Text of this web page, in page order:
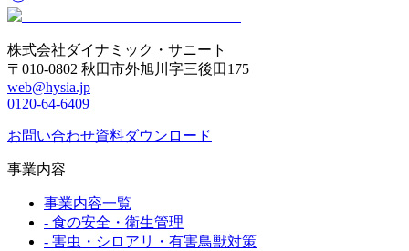
株式会社ダイナミック・サニート
〒010-0802 秋田市外旭川字三後田175
web@hysia.jp
0120-64-6409
お問い合わせ資料ダウンロード
事業内容
事業内容一覧
- 食の安全・衛生管理
- 害虫・シロアリ・有害鳥獣対策